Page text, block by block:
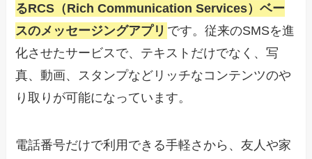
るRCS（Rich Communication Services）ベー
スのメッセージングアプリ です。従来のSMSを進
化させたサービスで、テキストだけでなく、写
真、動画、スタンプなどリッチなコンテンツのや
り取りが可能になっています。
電話番号だけで利用できる手軽さから、友人や家